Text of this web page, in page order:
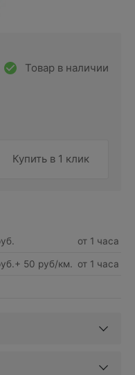
Товар в наличии
Купить в 1 клик
от 1 часа
50 руб/км. от 1 часа